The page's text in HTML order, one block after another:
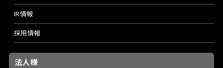
IR情報
採用情報
法人様